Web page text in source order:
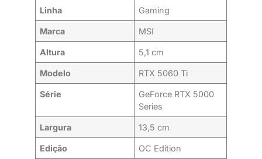
Linha Gaming
Marca MSI
Altura 5,1 cm
Modelo RTX 5060 Ti
Série
GeForce RTX 5000
Series
Largura 13,5 cm
Edição OC Edition